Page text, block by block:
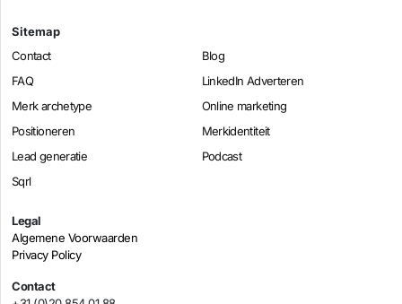
Sitemap
Contact
Blog
FAQ
LinkedIn Adverteren
Merk archetype
Online marketing
Positioneren
Merkidentiteit
Lead generatie
Podcast
Sqrl
Legal
Algemene Voorwaarden
Privacy Policy
Contact